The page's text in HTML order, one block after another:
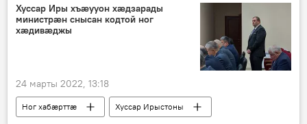
Хуссар Иры хъæууон хæдзарады
министрæн снысан кодтой ног
хæдивæджы
24 марты 2022, 13:18
Ног хабӕрттӕ
Хуссар Ирыстоны